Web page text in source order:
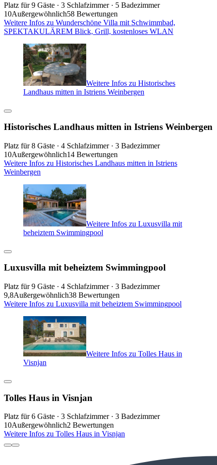
Platz für 9 Gäste · 3 Schlafzimmer · 5 Badezimmer
10Außergewöhnlich58 Bewertungen
Weitere Infos zu Wunderschöne Villa mit Schwimmbad,
SPEKTAKULÄREM Blick, Grill, kostenloses WLAN
Weitere Infos zu Historisches
Landhaus mitten in Istriens Weinbergen
Historisches Landhaus mitten in Istriens Weinbergen
Platz für 8 Gäste · 4 Schlafzimmer · 3 Badezimmer
10Außergewöhnlich14 Bewertungen
Weitere Infos zu Historisches Landhaus mitten in Istriens
Weinbergen
Weitere Infos zu Luxusvilla mit
beheiztem Swimmingpool
Luxusvilla mit beheiztem Swimmingpool
Platz für 9 Gäste · 4 Schlafzimmer · 3 Badezimmer
9,8Außergewöhnlich38 Bewertungen
Weitere Infos zu Luxusvilla mit beheiztem Swimmingpool
Weitere Infos zu Tolles Haus in
Visnjan
Tolles Haus in Visnjan
Platz für 6 Gäste · 3 Schlafzimmer · 3 Badezimmer
10Außergewöhnlich2 Bewertungen
Weitere Infos zu Tolles Haus in Visnjan